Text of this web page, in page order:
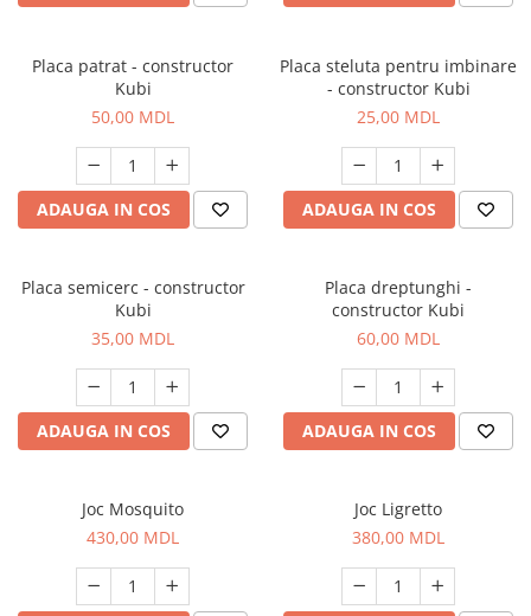
Placa patrat - constructor
Kubi
50,00 MDL
ADAUGA IN COS
Placa steluta pentru imbinare
- constructor Kubi
25,00 MDL
ADAUGA IN COS
Placa semicerc - constructor
Kubi
35,00 MDL
ADAUGA IN COS
Placa dreptunghi -
constructor Kubi
60,00 MDL
ADAUGA IN COS
Joc Mosquito
430,00 MDL
Joc Ligretto
380,00 MDL